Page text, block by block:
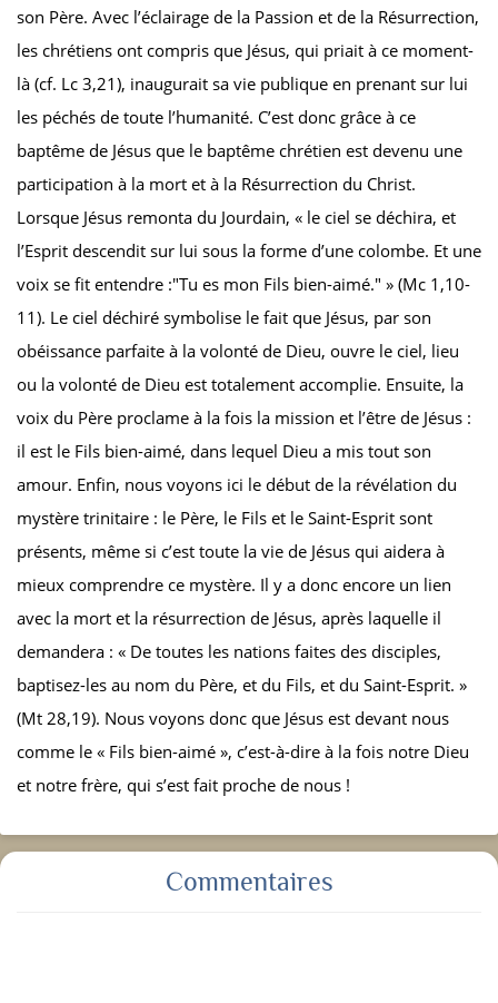
son Père. Avec l’éclairage de la Passion et de la Résurrection,
les chrétiens ont compris que Jésus, qui priait à ce moment-
là (cf. Lc 3,21), inaugurait sa vie publique en prenant sur lui
les péchés de toute l’humanité. C’est donc grâce à ce
baptême de Jésus que le baptême chrétien est devenu une
participation à la mort et à la Résurrection du Christ.
Lorsque Jésus remonta du Jourdain, « le ciel se déchira, et
l’Esprit descendit sur lui sous la forme d’une colombe. Et une
voix se fit entendre :"Tu es mon Fils bien-aimé." » (Mc 1,10-
11). Le ciel déchiré symbolise le fait que Jésus, par son
obéissance parfaite à la volonté de Dieu, ouvre le ciel, lieu
ou la volonté de Dieu est totalement accomplie. Ensuite, la
voix du Père proclame à la fois la mission et l’être de Jésus :
il est le Fils bien-aimé, dans lequel Dieu a mis tout son
amour. Enfin, nous voyons ici le début de la révélation du
mystère trinitaire : le Père, le Fils et le Saint-Esprit sont
présents, même si c’est toute la vie de Jésus qui aidera à
mieux comprendre ce mystère. Il y a donc encore un lien
avec la mort et la résurrection de Jésus, après laquelle il
demandera : « De toutes les nations faites des disciples,
baptisez-les au nom du Père, et du Fils, et du Saint-Esprit. »
(Mt 28,19). Nous voyons donc que Jésus est devant nous
comme le « Fils bien-aimé », c’est-à-dire à la fois notre Dieu
et notre frère, qui s’est fait proche de nous !
Commentaires